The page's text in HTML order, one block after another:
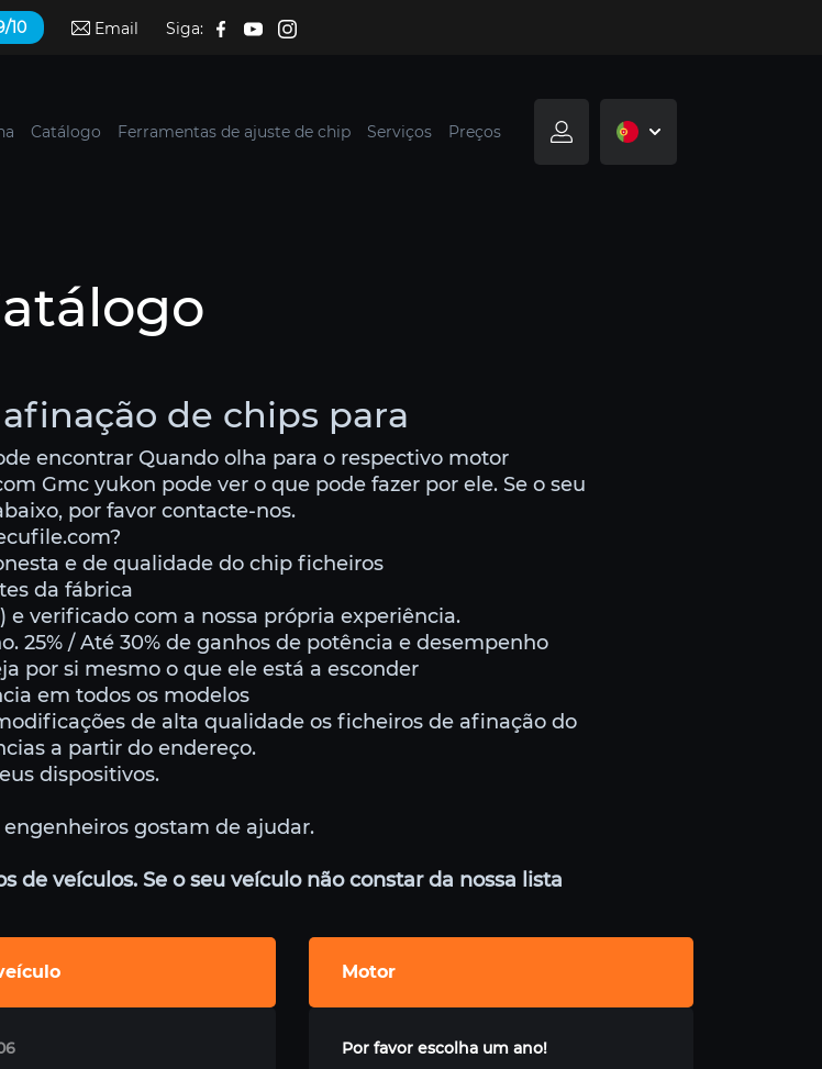
10 Email Siga:
Catálogo Ferramentas de ajuste de chip Serviços Preços
de chips para
encontrar Quando olha para o respectivo motor
Gmc yukon pode ver o que pode fazer por ele. Se o seu
por favor contacte-nos.
e de qualidade do chip ficheiros
da fábrica
verificado com a nossa própria experiência.
25% / Até 30% de ganhos de potência e desempenho
por si mesmo o que ele está a esconder
em todos os modelos
de alta qualidade os ficheiros de afinação do
a partir do endereço.
dispositivos.
gostam de ajudar.
de veículos. Se o seu veículo não constar da nossa lista
Motor
Por favor escolha um ano!